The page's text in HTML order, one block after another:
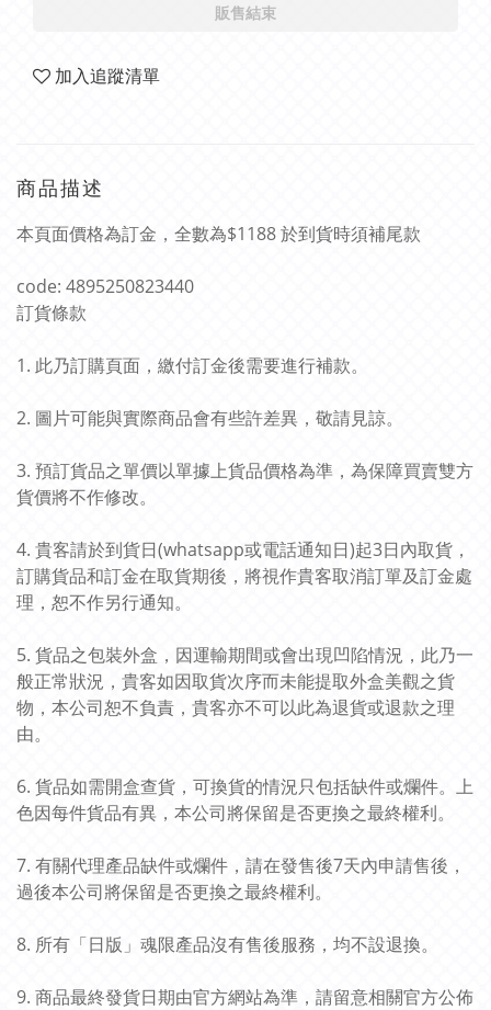
販售結束
加入追蹤清單
商品描述
本頁面價格為訂金，全數為$1188 於到貨時須補尾款
code: 4895250823440
訂貨條款
1. 此乃訂購頁面，繳付訂金後需要進行補款。
2. 圖片可能與實際商品會有些許差異，敬請見諒。
3. 預訂貨品之單價以單據上貨品價格為準，為保障買賣雙方
貨價將不作修改。
4. 貴客請於到貨日(whatsapp或電話通知日)起3日內取貨，
訂購貨品和訂金在取貨期後，將視作貴客取消訂單及訂金處
理，恕不作另行通知。
5. 貨品之包裝外盒，因運輸期間或會出現凹陷情況，此乃一
般正常狀況，貴客如因取貨次序而未能提取外盒美觀之貨
物，本公司恕不負責，貴客亦不可以此為退貨或退款之理
由。
6. 貨品如需開盒查貨，可換貨的情況只包括缺件或爛件。上
色因每件貨品有異，本公司將保留是否更換之最終權利。
7. 有關代理產品缺件或爛件，請在發售後7天內申請售後，
過後本公司將保留是否更換之最終權利。
8. 所有「日版」魂限產品沒有售後服務，均不設退換。
9. 商品最終發貨日期由官方網站為準，請留意相關官方公佈